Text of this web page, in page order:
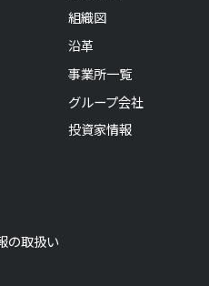
の取扱い
組織図
沿革
事業所一覧
グループ会社
投資家情報